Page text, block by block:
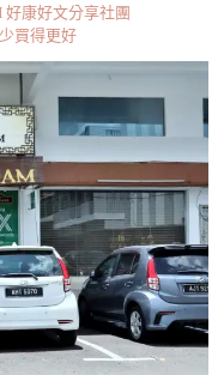
好康好文分享社團
買得更好